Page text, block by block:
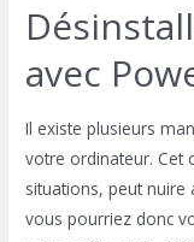
avec
Il existe plusieurs
votre ordinateur. Cet
situations, peut
vous pourriez donc